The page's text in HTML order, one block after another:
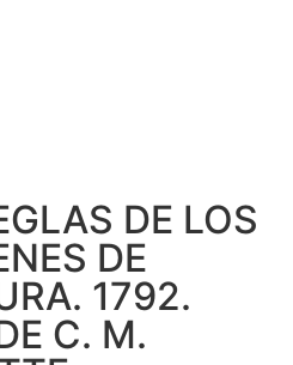
DE LOS
DE
1792.
C. M.